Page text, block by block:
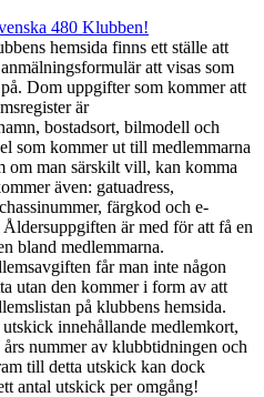
480 Klubben!
hemsida finns ett ställe att
att visas som
Dom uppgifter som kommer att
är
bostadsort, bilmodell och
som kommer ut till medlemmarna
om man särskilt vill, kan komma
även: gatuadress,
färgkod och e-
Åldersuppgiften är med för att få en
bland medlemmarna.
får man inte någon
utan den kommer i form av att
på klubbens hemsida.
innehållande medlemkort,
nummer av klubbtidningen och
till detta utskick kan dock
antal utskick per omgång!